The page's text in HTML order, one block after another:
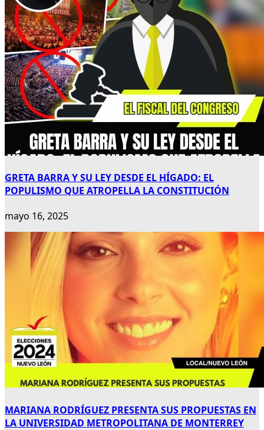
GRETA BARRA Y SU LEY DESDE EL HÍGADO: EL
POPULISMO QUE ATROPELLA LA CONSTITUCIÓN
mayo 16, 2025
MARIANA RODRÍGUEZ PRESENTA SUS PROPUESTAS EN
LA UNIVERSIDAD METROPOLITANA DE MONTERREY